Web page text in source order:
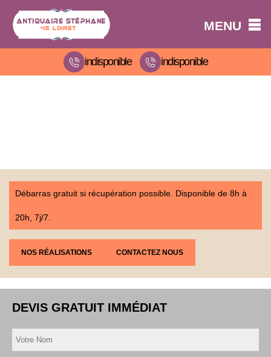
MENU
indisponible indisponible
Débarras gratuit si récupération possible. Disponible de 8h à
20h, 7j/7.
NOS RÉALISATIONS CONTACTEZ NOUS
DEVIS GRATUIT IMMÉDIAT